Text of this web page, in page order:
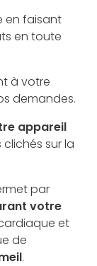
en faisant
en toute
à votre
demandes.
appareil
sur la
par
votre
et
de
.